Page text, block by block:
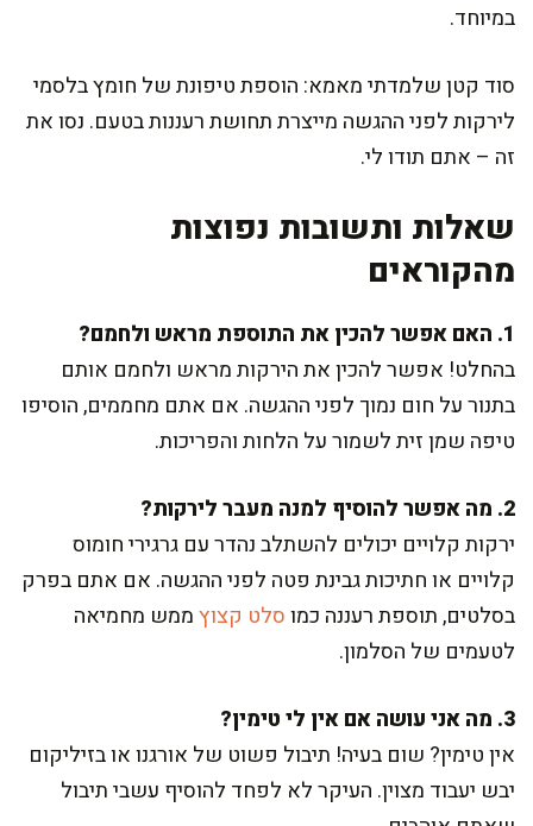
במיוחד.
סוד קטן שלמדתי מאמא: הוספת טיפונת של חומץ בלסמי
לירקות לפני ההגשה מייצרת תחושת רעננות בטעם. נסו את
זה – אתם תודו לי.
שאלות ותשובות נפוצות
מהקוראים
1. האם אפשר להכין את התוספת מראש ולחמם?
בהחלט! אפשר להכין את הירקות מראש ולחמם אותם
בתנור על חום נמוך לפני ההגשה. אם אתם מחממים, הוסיפו
טיפה שמן זית לשמור על הלחות והפריכות.
2. מה אפשר להוסיף למנה מעבר לירקות?
ירקות קלויים יכולים להשתלב נהדר עם גרגירי חומוס
קלויים או חתיכות גבינת פטה לפני ההגשה. אם אתם בפרק
בסלטים, תוספת רעננה כמוסלט קצוץממש מחמיאה
לטעמים של הסלמון.
3. מה אני עושה אם אין לי טימין?
אין טימין? שום בעיה! תיבול פשוט של אורגנו או בזיליקום
יבש יעבוד מצוין. העיקר לא לפחד להוסיף עשבי תיבול